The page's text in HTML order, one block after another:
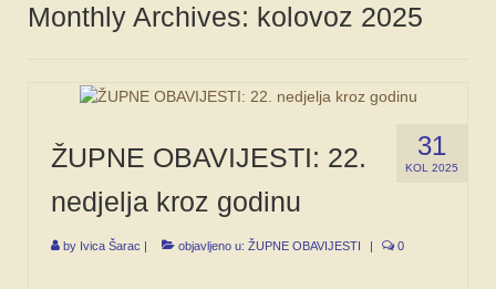
NOVOSTI
STALNE RUBRIKE
IZ ARHIVE
NAJAVE
Monthly Archives: kolovoz 2025
31
KOL 2025
ŽUPNE OBAVIJESTI: 22.
nedjelja kroz godinu
by Ivica Šarac | objavljeno u: ŽUPNE OBAVIJESTI | 0